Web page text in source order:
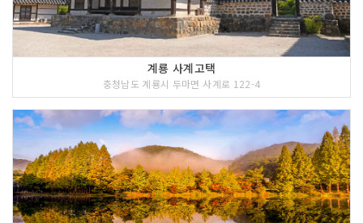
계룡 사계고택
충청남도 계룡시 두마면 사계로 122-4